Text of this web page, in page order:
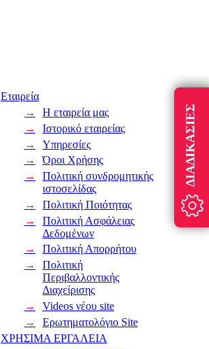
Εταιρεία
Η εταιρεία μας
Ιστορικό εταιρείας
Υπηρεσίες
Όροι Χρήσης
Πολιτική συνδρομητικής
ιστοσελίδας
Πολιτική Ποιότητας
Πολιτική Ασφάλειας
Δεδομένων
Πολιτική Απορρήτου
Πολιτική
Περιβαλλοντικής
Διαχείρισης
Videos νέου site
Ερωτηματολόγιο Site
ΧΡΗΣΙΜΑ ΕΡΓΑΛΕΙΑ
ΔΙΑΔΙΚΑΣΊΕΣ